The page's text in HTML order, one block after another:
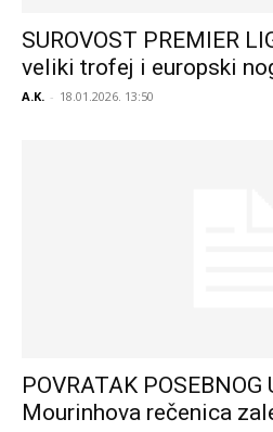
SUROVOST PREMIER
veliki trofej i europski
A.K. - 18.01.2026. 13:50
POVRATAK POSEBNOG
Mourinhova rečenica